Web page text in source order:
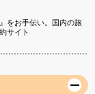
をお手伝い。国内の旅
サイト